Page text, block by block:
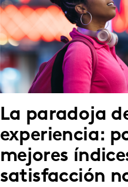
La paradoja
experiencia:
mejores
satisfacción